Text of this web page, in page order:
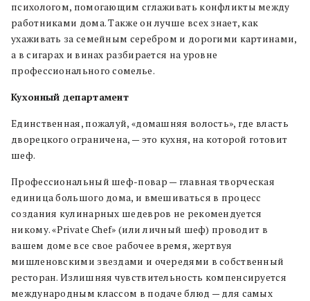
психологом, помогающим сглаживать конфликты между
работниками дома. Также он лучше всех знает, как
ухаживать за семейным серебром и дорогими картинами,
а в сигарах и винах разбирается на уровне
профессионального сомелье.
Кухонный департамент
Единственная, пожалуй, «домашняя волость», где власть
дворецкого ограничена, — это кухня, на которой готовит
шеф.
Профессиональный шеф-повар — главная творческая
единица большого дома, и вмешиваться в процесс
создания кулинарных шедевров не рекомендуется
никому. «Private Chef» (или личный шеф) проводит в
вашем доме все свое рабочее время, жертвуя
мишленовскими звездами и очередями в собственный
ресторан. Излишняя чувствительность компенсируется
международным классом в подаче блюд — для самых